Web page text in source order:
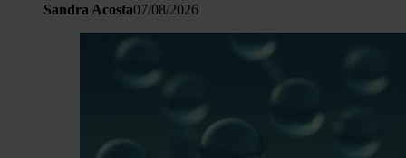
Sandra Acosta07/08/2026